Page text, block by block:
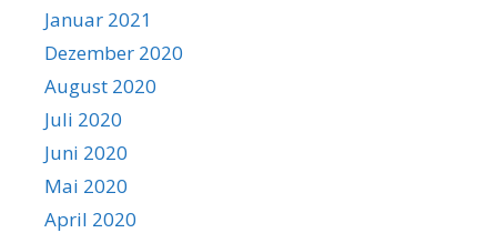
Januar 2021
Dezember 2020
August 2020
Juli 2020
Juni 2020
Mai 2020
April 2020